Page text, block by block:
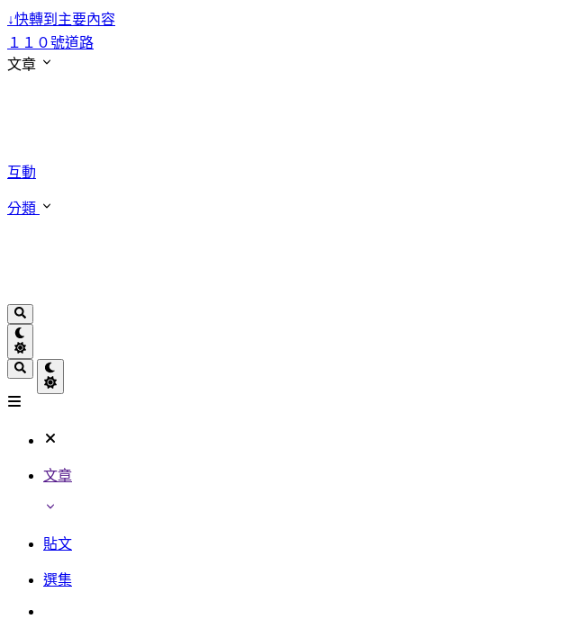
↓快轉到主要內容
１１０號道路
文章
互動
分類
文章
貼文
選集